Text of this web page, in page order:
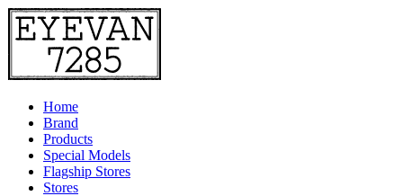
Home
Brand
Products
Special Models
Flagship Stores
Stores